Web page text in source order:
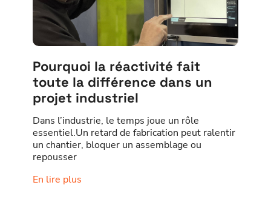
Pourquoi la réactivité fait
toute la différence dans un
projet industriel
Dans l’industrie, le temps joue un rôle
essentiel.Un retard de fabrication peut ralentir
un chantier, bloquer un assemblage ou
repousser
En lire plus